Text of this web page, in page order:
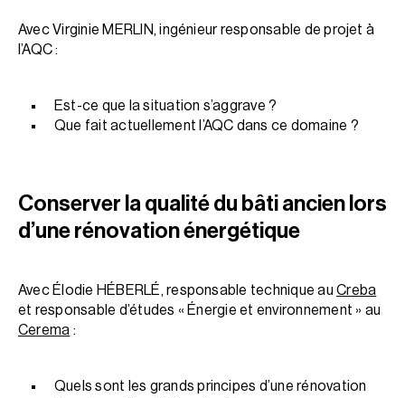
Avec Virginie MERLIN, ingénieur responsable de projet à
l’AQC :
Est-ce que la situation s’aggrave ?
Que fait actuellement l’AQC dans ce domaine ?
Conserver la qualité du bâti ancien lors
d’une rénovation énergétique
Avec Élodie HÉBERLÉ, responsable technique auCreba
et responsable d’études « Énergie et environnement » au
Cerema :
Quels sont les grands principes d’une rénovation